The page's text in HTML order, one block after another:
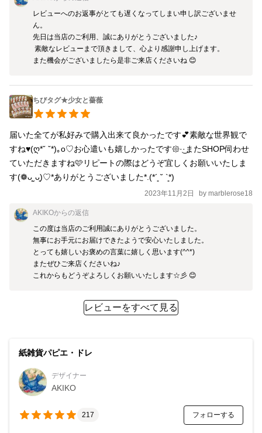
レビューへのお返事がとても遅くなってしまい申し訳ございませ
ん。
先日は当店のご利用、誠にありがとうございました♪
また機会がございましたら是非ご来店くださいね 😊
ちびタグ★少女と薔薇
届いた全てが私好みで購入出来て良かったです💕素敵な世界観で
すね♥(ღ*ˇ ˇ*)｡o♡お心遣いも嬉しかったです𑁍︎·͜·またSHOP伺わせ
ていただきますね🩷リピートの際はどうぞ宜しくお願いいたしま
す(❁ᴗ͈ˬᴗ͈)♡*ありがとうございました*.(*´͈ ˘ `͈*)
2023年11月2日 by marblerose18
AKIKOからの返信
この度は当店のご利用誠にありがとうございました。
無事にお手元にお届けできたようで安心いたしました。
とっても嬉しいお褒めの言葉に嬉しく思います(^^*)
またぜひご来店くださいね♪
これからもどうぞよろしくお願いいたします☆彡 😊
レビューをすべて見る
紙雑貨パピエ・ドレ
デザイナー
AKIKO
217 フォローする